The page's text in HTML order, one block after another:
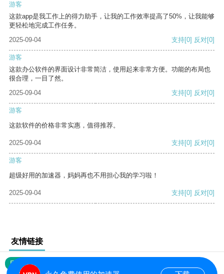
游客
这款app是我工作上的得力助手，让我的工作效率提高了50%，让我能够
更轻松地完成工作任务。
2025-09-04
支持[0] 反对[0]
游客
这款办公软件的界面设计非常简洁，使用起来非常方便。功能的布局也
很合理，一目了然。
2025-09-04
支持[0] 反对[0]
游客
这款软件的价格非常实惠，值得推荐。
2025-09-04 支持[0] 反对[0]
游客
超级好用的加速器，妈妈再也不用担心我的学习啦！
2025-09-04 支持[0] 反对[0]
友情链接
网站地图